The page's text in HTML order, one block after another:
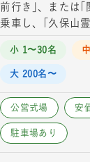
前行き｣、または｢
乗車し、｢久保山
小 1〜30名
大 200名〜
公営式場 安
駐車場あり